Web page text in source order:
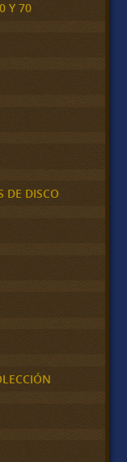
Y 70
DE DISCO